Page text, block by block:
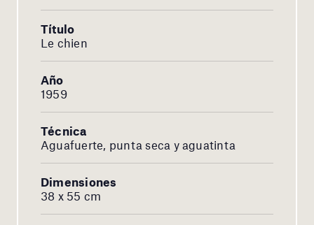
Título
Le chien
Año
1959
Técnica
Aguafuerte, punta seca y aguatinta
Dimensiones
38 x 55 cm